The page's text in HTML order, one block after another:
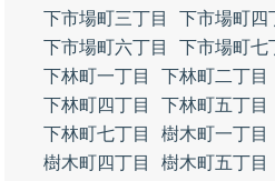
下市場町三丁目
下市場町四
下市場町六丁目
下市場町七
下林町一丁目
下林町二丁目
下林町四丁目
下林町五丁目
下林町七丁目
樹木町一丁目
樹木町四丁目
樹木町五丁目